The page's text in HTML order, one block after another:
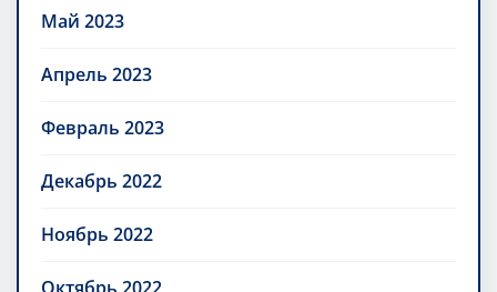
Май 2023
Апрель 2023
Февраль 2023
Декабрь 2022
Ноябрь 2022